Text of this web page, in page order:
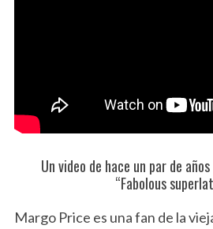
Un video de hace un par de
“Fabolous
Margo Price es una fan de la